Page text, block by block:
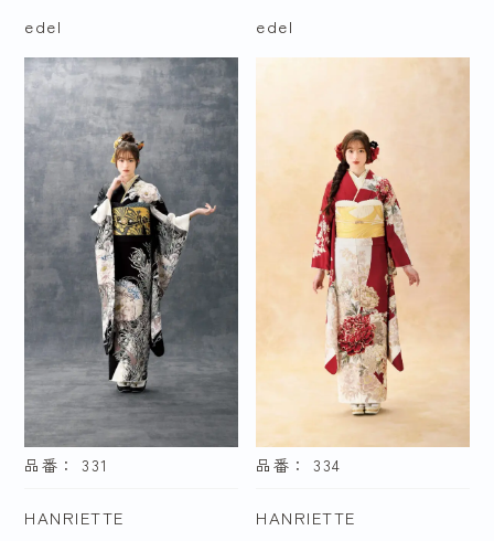
ガーリー
古典 個性派
ナチュラル 正統派
ゴージャス グラマラス
レンタル利用年で探す
edel edel
品番： 331
HANRIETTE
品番： 334
HANRIETTE